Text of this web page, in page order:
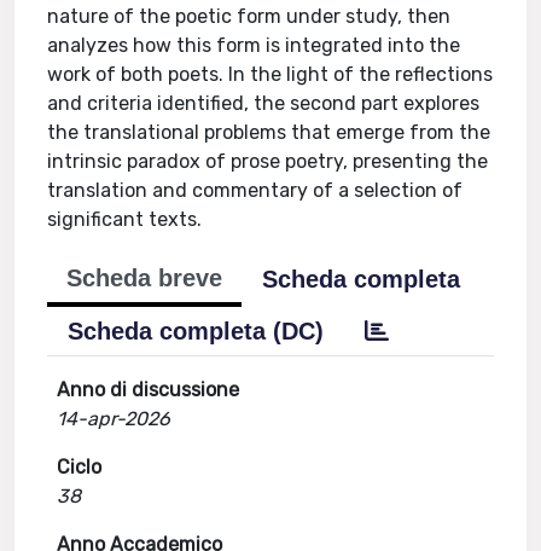
nature of the poetic form under study, then
analyzes how this form is integrated into the
work of both poets. In the light of the reflections
and criteria identified, the second part explores
the translational problems that emerge from the
intrinsic paradox of prose poetry, presenting the
translation and commentary of a selection of
significant texts.
Scheda breve
Scheda completa
Scheda completa (DC)
Anno di discussione
14-apr-2026
Ciclo
38
Anno Accademico